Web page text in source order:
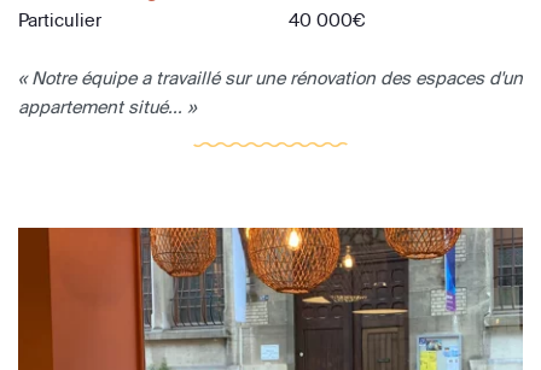
Particulier
40 000€
« Notre équipe a travaillé sur une rénovation des espaces d'un
appartement situé... »